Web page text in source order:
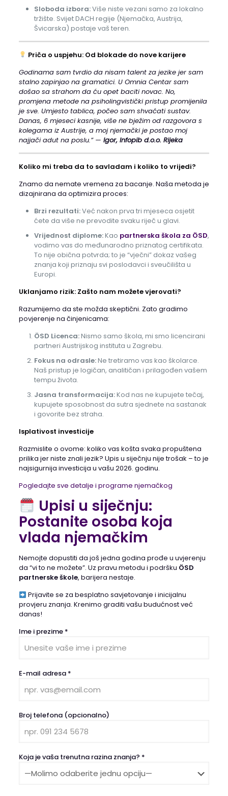
Sloboda izbora:Više niste vezani samo za lokalno
tržište. Svijet DACH regije (Njemačka, Austrija,
Švicarska) postaje vaš teren.
Priča o uspjehu: Od blokade do nove karijere
Godinama sam tvrdio da nisam talent za jezike jer sam
stalno zapinjao na gramatici. U Omnia Centar sam
došao sa strahom da ću opet baciti novac. No,
promjena metode na psiholingvistički pristup promijenila
je sve. Umjesto tablica, počeo sam shvaćati sustav.
Danas, 6 mjeseci kasnije, više ne bježim od razgovora s
kolegama iz Austrije, a moj njemački je postao moj
najjači adut na poslu.” — Igor, Infopib d.o.o. Rijeka
Koliko mi treba da to savladam i koliko to vrijedi?
Znamo da nemate vremena za bacanje. Naša metoda je
dizajnirana da optimizira proces:
Brzi rezultati:Već nakon prva tri mjeseca osjetit
ćete da više ne prevodite svaku riječ u glavi.
Vrijednost diplome:Kao partnerska škola za ÖSD,
vodimo vas do međunarodno priznatog certifikata.
To nije obična potvrda; to je “vječni” dokaz vašeg
znanja koji priznaju svi poslodavci i sveučilišta u
Europi.
Uklanjamo rizik: Zašto nam možete vjerovati?
Razumijemo da ste možda skeptični. Zato gradimo
povjerenje na činjenicama:
ÖSD Licenca:Nismo samo škola, mi smo licencirani
partneri Austrijskog instituta u Zagrebu.
Fokus na odrasle:Ne tretiramo vas kao školarce.
Naš pristup je logičan, analitičan i prilagođen vašem
tempu života.
Jasna transformacija:Kod nas ne kupujete tečaj,
kupujete sposobnost da sutra sjednete na sastanak
i govorite bez straha.
Isplativost investicije
Razmislite o ovome: koliko vas košta svaka propuštena
prilika jer niste znali jezik? Upis u siječnju nije trošak – to je
najsigurnija investicija u vašu 2026. godinu.
Pogledajte sve detalje i programe njemačkog
Upisi u siječnju:
Postanite osoba koja
vlada njemačkim
Nemojte dopustiti da još jedna godina prođe u uvjerenju
da “vi to ne možete”. Uz pravu metodu i podršku ÖSD
partnerske škole, barijera nestaje.
Prijavite se za besplatno savjetovanje i inicijalnu
provjeru znanja. Krenimo graditi vašu budućnost već
danas!
Ime i prezime *
E-mail adresa *
Broj telefona (opcionalno)
Koja je vaša trenutna razina znanja? *